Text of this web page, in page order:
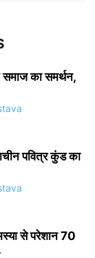
का समर्थन,
पवित्र कुंड का
से परेशान 70